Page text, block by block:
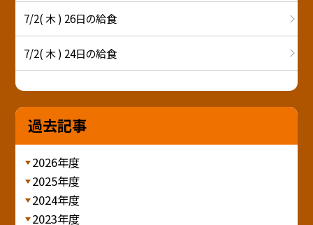
7/2( 木 ) 26日の給食
7/2( 木 ) 24日の給食
過去記事
2026年度
2025年度
2024年度
2023年度